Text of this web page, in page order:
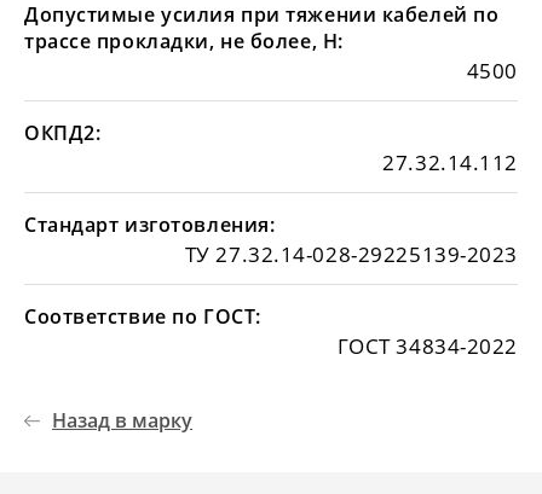
Допустимые усилия при тяжении кабелей по
трассе прокладки, не более, Н:
4500
ОКПД2:
27.32.14.112
Стандарт изготовления:
ТУ 27.32.14-028-29225139-2023
Соответствие по ГОСТ:
ГОСТ 34834-2022
Назад в марку